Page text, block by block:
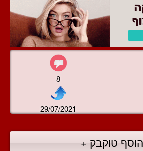
8
29/07/2021
הוסף טוקבק +